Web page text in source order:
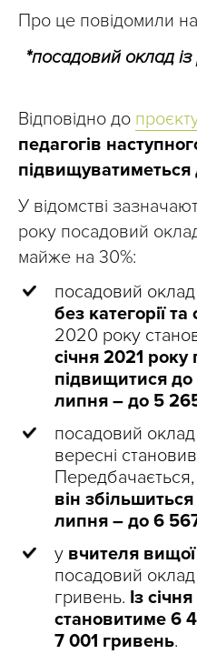
Про це повідомили на
*посадовий оклад
Відповідно до
педагогів
підвищуватиметься
У відомстві
року посадовий
майже на 30%:
посадовий оклад
без категорії
2020 року
січня 2021
підвищитися
липня – до 5
посадовий оклад
вересні
він
липня – до 6
у вчителя вищої
посадовий
гривень. Із
становитиме 6
7 001 гривень.